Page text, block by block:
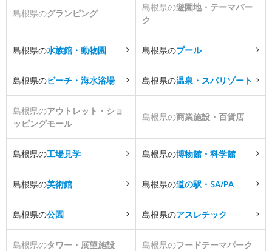
島根県のグランピング
島根県の遊園地・テーマパー
ク
島根県の水族館・動物園 島根県のプール
島根県のビーチ・海水浴場 島根県の温泉・スパリゾート
島根県のアウトレット・ショ
ッピングモール
島根県の商業施設・百貨店
島根県の工場見学 島根県の博物館・科学館
島根県の美術館 島根県の道の駅・SA/PA
島根県の公園 島根県のアスレチック
島根県のタワー・展望施設 島根県のフードテーマパーク